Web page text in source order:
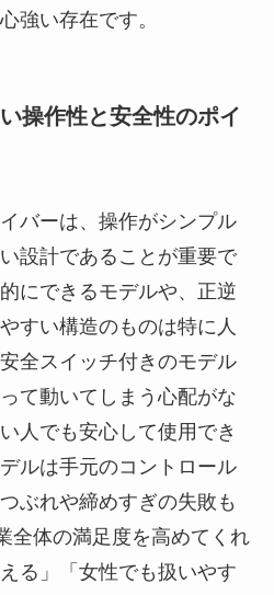
強い存在です。
操作性と安全性のポイ
バーは、操作がシンプル
設計であることが重要で
にできるモデルや、正逆
すい構造のものは特に人
全スイッチ付きのモデル
て動いてしまう心配がな
人でも安心して使用でき
ルは手元のコントロール
ぶれや締めすぎの失敗も
全体の満足度を高めてくれ
る」「女性でも扱いやす